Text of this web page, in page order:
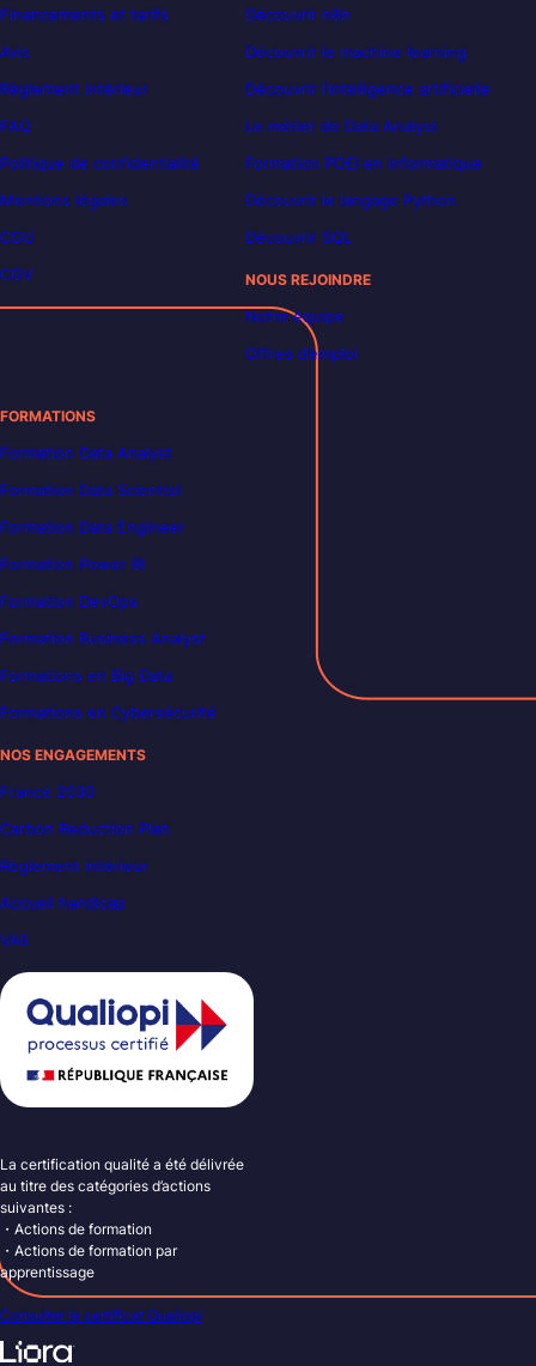
Financements et tarifs
Avis
Règlement intérieur
FAQ
Politique de confidentialité
Mentions légales
CGU
CGV
Découvrir n8n
Découvrir le machine learning
Découvrir l’intelligence artificielle
Le métier de Data Analyst
Formation POEI en informatique
Découvrir le langage Python
Découvrir SQL
NOUS REJOINDRE
Notre équipe
Offres d’emploi
FORMATIONS
Formation Data Analyst
Formation Data Scientist
Formation Data Engineer
Formation Power BI
Formation DevOps
Formation Business Analyst
Formations en Big Data
Formations en Cybersécurité
NOS ENGAGEMENTS
France 2030
Carbon Reduction Plan
Règlement intérieur
Accueil handicap
VAE
La certification qualité a été délivrée
au titre des catégories d’actions
suivantes :
・Actions de formation
・Actions de formation par
apprentissage
Consulter le certificat Qualiopi